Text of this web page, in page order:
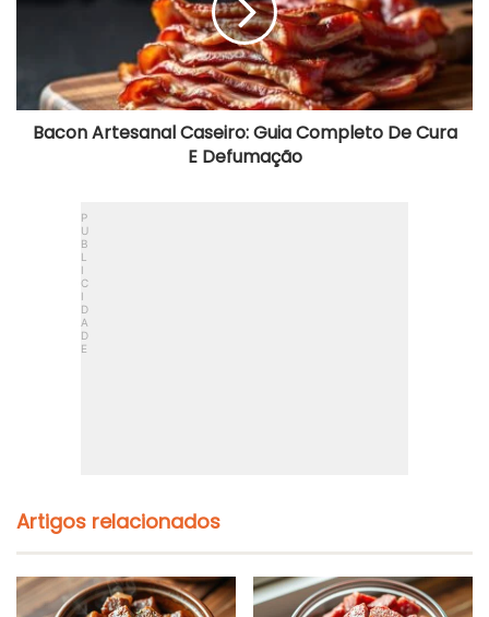
Defumação
Bacon Artesanal Caseiro: Guia Completo De Cura
E Defumação
Artigos relacionados